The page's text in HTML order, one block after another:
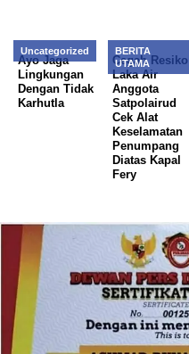
Uncategorized
Ayo Jaga
Lingkungan
Dengan Tidak
Karhutla
BERITA
UTAMA
Cegah Resiko
Laka Air
Anggota
Satpolairud
Cek Alat
Keselamatan
Penumpang
Diatas Kapal
Fery